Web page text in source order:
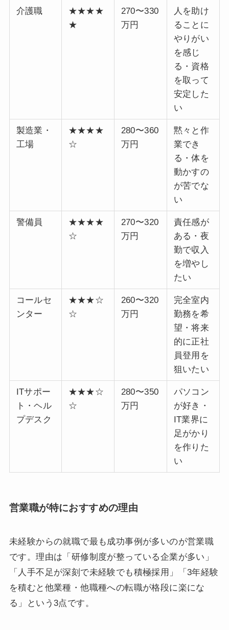
介護職
★★★★
★
270〜330
万円
人を助け
ることに
やりがい
を感じ
る・資格
を取って
安定した
い
製造業・
工場
★★★★
☆
280〜360
万円
黙々と作
業でき
る・体を
動かすの
が苦でな
い
警備員
★★★★
☆
270〜320
万円
責任感が
ある・夜
勤で収入
を増やし
たい
コールセ
ンター
★★★☆
☆
260〜320
万円
完全室内
勤務を希
望・将来
的に正社
員登用を
狙いたい
ITサポー
ト・ヘル
プデスク
★★★☆
☆
280〜350
万円
パソコン
が好き・
IT業界に
足がかり
を作りた
い
営業職が特におすすめの理由
未経験からの就職で最も成功事例が多いのが営業職
です。理由は「研修制度が整っている企業が多い」
「人手不足が深刻で未経験でも積極採用」「3年経験
を積むと他業種・他職種への転職が格段に楽にな
る」という3点です。